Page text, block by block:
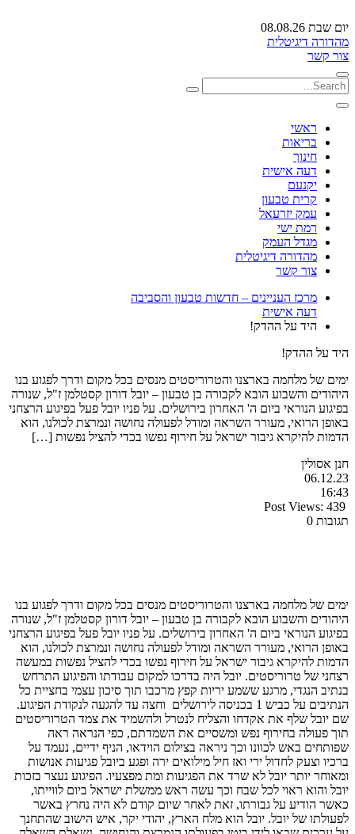
יום שבת 08.08.26
מהדורה דיגיטלית
צור קשר
ראשי
בריאות
חינוך
דעה אישית
יקנעם
קרית טבעון
עמק יזרעאל
רמת ישי
מגדל העמק
מהדורה דיגיטלית
צור קשר
מרכז העניינים – חדשות טבעון והסביבה
דעה אישית
היד על ההדק!
היד על ההדק!
ימים של מלחמה בארצנו והטרוריסטים מנסים בכל מקום ודרך לפגוע בנו
היהודים והשבוע הובא לקבורה בן טבעון – יובל דורון קסטלמן ז"ל, שנורה
בפיגוע הנוראי ביום ה' האחרון בירושלים. על פניו יובל פעל בפיגוע הרצחני
באופן הרואי, מעורר השראה ומודל לפעולה נחושה ונמרצת לכולנו, הוא
הדמות להיקרא גיבור ישראל על חירוף נפשו בכדי להציל נפשות […]
חנן אסולין
06.12.23
16:43
Post Views: 439
תגובות 0
ימים של מלחמה בארצנו והטרוריסטים מנסים בכל מקום ודרך לפגוע בנו
היהודים והשבוע הובא לקבורה בן טבעון – יובל דורון קסטלמן ז"ל, שנורה
בפיגוע הנוראי ביום ה' האחרון בירושלים. על פניו יובל פעל בפיגוע הרצחני
באופן הרואי, מעורר השראה ומודל לפעולה נחושה ונמרצת לכולנו, הוא
הדמות להיקרא גיבור ישראל על חירוף נפשו בכדי להציל נפשות במעשה
רצחני של טרוריסטים. יובל היה בדרכו למקום עבודתו והפיגוע התרחש
בנתיב הנגדי, מרגע ששמע יריות קפץ מרכבו תוך סיכון עצמי בחציית כל
הנתיבים על כביש 1 בכניסה לירושלים וחצה עד להגעה לנקודת הפיגוע.
שם יובל שלף את אקדחו והצליח לנטרל ולהשמיד את צמד הטרוריסטים
תוך פעולה בחירוף נפש ומשסיים את השמדתם, כפי הנראה ראה
שפותחים באש לכוונו וכך ניראה בצילום הוידאו, הניף ידיים, נעמד על
ברכיו וצעק לחדול ירי ואז חיל מילואים ירה ופגע ביובל פגיעות אנושות
ומאוחר יותר יובל לא שרד את הפגיעות ומת מפצעיו. הפיגוע נעצר בזכות
יובל והוא ראוי לכל שבח וכך עשה ראש ממשלת ישראל ביום לווייתו,
כאשר הודיע על גבורתו, זאת לאחר שיום קודם לא היה נחרץ באשר
לפעולתו של יובל. יובל הוא מלח הארץ, יהודי יקר, איש הישוב שהתחנך